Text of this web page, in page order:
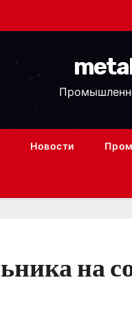
Новости
на